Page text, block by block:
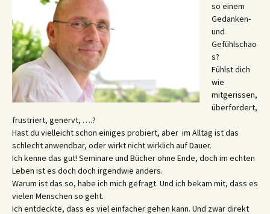
so einem
Gedanken-
und
Gefühlschao
s?
Fühlst dich
wie
mitgerissen,
überfordert,
frustriert, genervt, ….?
Hast du vielleicht schon einiges probiert, aber im Alltag ist das
schlecht anwendbar, oder wirkt nicht wirklich auf Dauer.
Ich kenne das gut! Seminare und Bücher ohne Ende, doch im echten
Leben ist es doch doch irgendwie anders.
Warum ist das so, habe ich mich gefragt. Und ich bekam mit, dass es
vielen Menschen so geht.
Ich entdeckte, dass es viel einfacher gehen kann. Und zwar direkt